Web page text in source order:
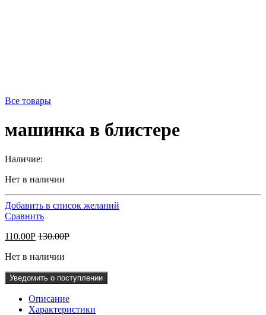
Все товары
машинка в блистере
Наличие:
Нет в наличии
Добавить в список желаний
Сравнить
110.00Р 130.00Р
Нет в наличии
Уведомить о поступлении
Описание
Характеристики